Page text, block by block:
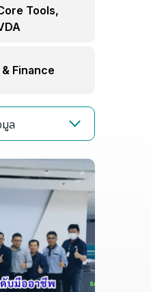
Tools,
Finance
มูล